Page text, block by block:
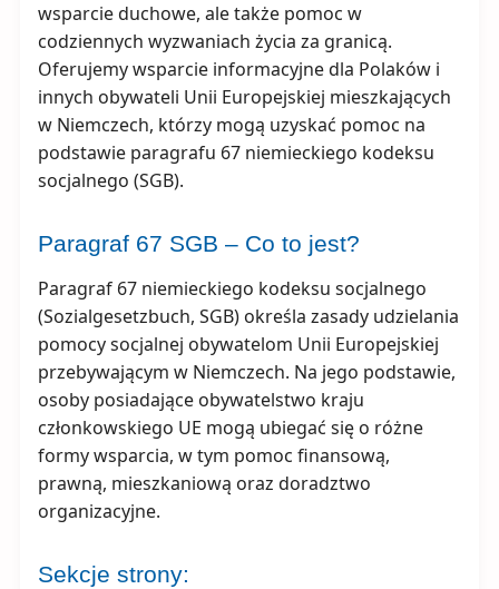
wsparcie duchowe, ale także pomoc w
codziennych wyzwaniach życia za granicą.
Oferujemy wsparcie informacyjne dla Polaków i
innych obywateli Unii Europejskiej mieszkających
w Niemczech, którzy mogą uzyskać pomoc na
podstawie paragrafu 67 niemieckiego kodeksu
socjalnego (SGB).
Paragraf 67 SGB – Co to jest?
Paragraf 67 niemieckiego kodeksu socjalnego
(Sozialgesetzbuch, SGB) określa zasady udzielania
pomocy socjalnej obywatelom Unii Europejskiej
przebywającym w Niemczech. Na jego podstawie,
osoby posiadające obywatelstwo kraju
członkowskiego UE mogą ubiegać się o różne
formy wsparcia, w tym pomoc finansową,
prawną, mieszkaniową oraz doradztwo
organizacyjne.
Sekcje strony: